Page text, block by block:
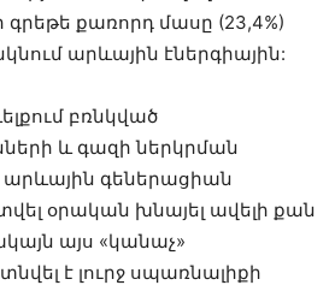
գրեթե քառորդ մասը (23,4%)
արևային էներգիային:
բռնկված
և գազի ներկրման
գեներացիան
տվել օրական խնայել ավելի քան
այս «կանաչ»
է լուրջ սպառնալիքի